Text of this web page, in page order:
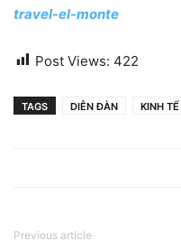
travel-el-monte
Post Views: 422
TAGS DIỄN ĐÀN KINH TẾ
Previous article